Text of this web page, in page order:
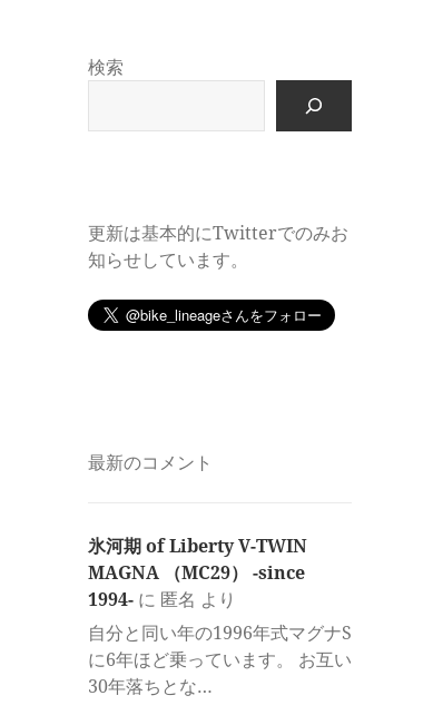
検索
更新は基本的にTwitterでのみお
知らせしています。
最新のコメント
氷河期 of Liberty V-TWIN
MAGNA （MC29） -since
1994- に 匿名 より
自分と同い年の1996年式マグナS
に6年ほど乗っています。 お互い
30年落ちとな…